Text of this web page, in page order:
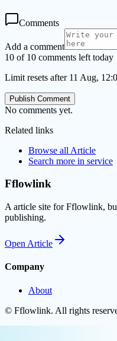
Comments
Add a comment
10 of 10 comments left today
Limit resets after 11 Aug,
Publish Comment
No comments yet.
Related links
Browse all Article
Search more in service
Fflowlink
A article site for Fflowlink,
publishing.
Open Article
Company
About
© Fflowlink. All rights